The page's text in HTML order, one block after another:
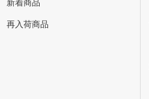
新着商品
再入荷商品